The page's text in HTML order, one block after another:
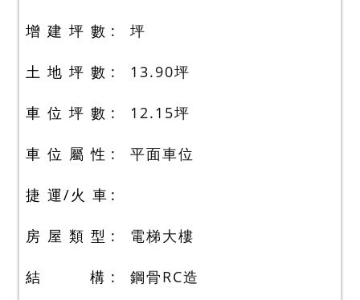
增 建 坪 數 坪
土 地 坪 數 13.90坪
車 位 坪 數 12.15坪
車 位 屬 性 平面車位
捷 運/火 車
房 屋 類 型 電梯大樓
結 構 鋼骨RC造